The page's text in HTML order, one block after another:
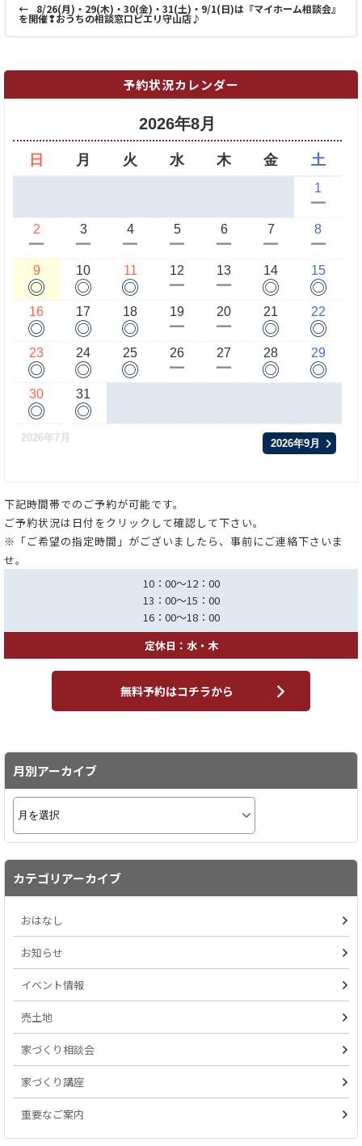
← 8/26(月)・29(木)・30(金)・31(土)・9/1(日)は『マイホーム相談会』
を開催❢おうちの相談窓口ピエリ守山店♪
予約状況カレンダー
2026年8月
日 月 火 水 木 金 土
1
ー
2
ー
3
ー
4
ー
5
ー
6
ー
7
ー
8
ー
9
◎
10
◎
11
◎
12
ー
13
ー
14
◎
15
◎
16
◎
17
◎
18
◎
19
ー
20
ー
21
◎
22
◎
23
◎
24
◎
25
◎
26
ー
27
ー
28
◎
29
◎
30
◎
31
◎
2026年7月 2026年9月
下記時間帯でのご予約が可能です。
ご予約状況は日付をクリックして確認して下さい。
※「ご希望の指定時間」がございましたら、事前にご連絡下さいま
せ。
10：00～12：00
13：00～15：00
16：00～18：00
定休日：水・木
無料予約はコチラから
月別アーカイブ
カテゴリアーカイブ
おはなし
お知らせ
イベント情報
売土地
家づくり相談会
家づくり講座
重要なご案内